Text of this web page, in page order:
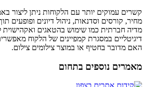
קשרים עמוקים יותר עם הלקוחות ניתן ליצור
מחיר, קורסים וסדנאות, ניהול דיונים ופופעים
מדיה חברתית כמו שימוש בהטאגים ואקהישוית
דיגיטליים במסגרת קמפיינים של הלקוח
האם מדובר בחטיף או במוצר צילומים צילום.
מאמרים נוספים בתחום